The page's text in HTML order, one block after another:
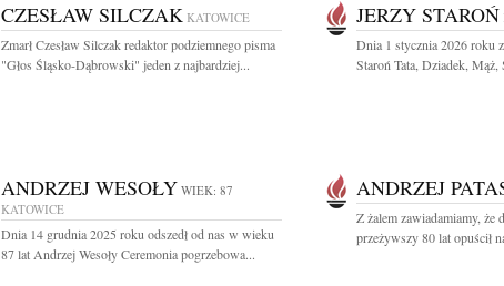
CZESŁAW SILCZAK KATOWICE
Zmarł Czesław Silczak redaktor podziemnego pisma
"Głos Śląsko-Dąbrowski" jeden z najbardziej...
JERZY STAROŃ
Dnia 1 stycznia 2026 roku
Staroń Tata, Dziadek, Mąż,
ANDRZEJ WESOŁY WIEK: 87
KATOWICE
Dnia 14 grudnia 2025 roku odszedł od nas w wieku
87 lat Andrzej Wesoły Ceremonia pogrzebowa...
ANDRZEJ
Z żalem zawiadamiamy, że
przeżywszy 80 lat opuścił